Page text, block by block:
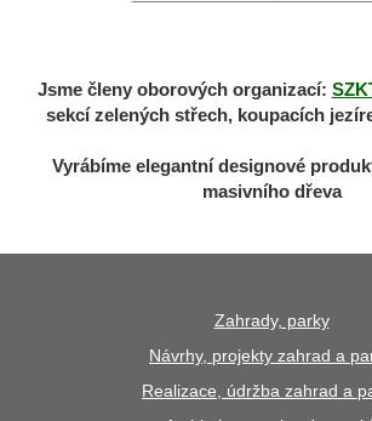
Jsme členy oborových organizací:
sekcí zelených střech, koupacích
Vyrábíme elegantní designové
masivního dřeva
Zahrady, parky
Návrhy, projekty zahrad a
Realizace, údržba zahrad a